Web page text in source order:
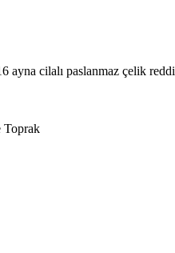
ayna cilalı paslanmaz çelik reddi
Toprak